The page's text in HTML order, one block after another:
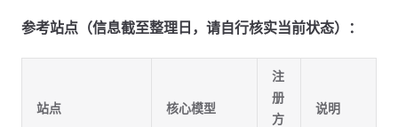
参考站点（信息截至整理日，请自行核实当前状态）：
站点 核心模型
注
册
方
说明